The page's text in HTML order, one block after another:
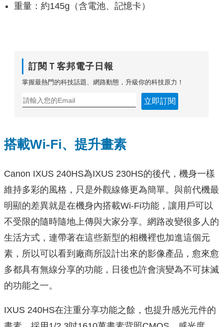
重量：約145g（含電池、記憶卡）
訂閱Ｔ客邦電子日報
掌握最熱門的科技話題、網路動態，升級你的科技原力！
立即訂閱
搭載Wi-Fi、提升畫素
Canon IXUS 240HS為IXUS 230HS的後代，機身一樣
維持多彩的風格，只是外觀線條更為簡單。與前代機最
明顯的差異就是在機身內搭載Wi-Fi功能，讓用戶可以
不受限的隨時隨地上傳與大家分享。網路改變很多人的
生活方式，連帶著在這些新型的相機裡也加進這個元
素，所以可以看到廠商所設計出來的影像產品，愈來愈
多都具有無線分享的功能，日後也許會演變為不可抹滅
的功能之一。
IXUS 240HS在注重分享功能之餘，也提升感光元件的